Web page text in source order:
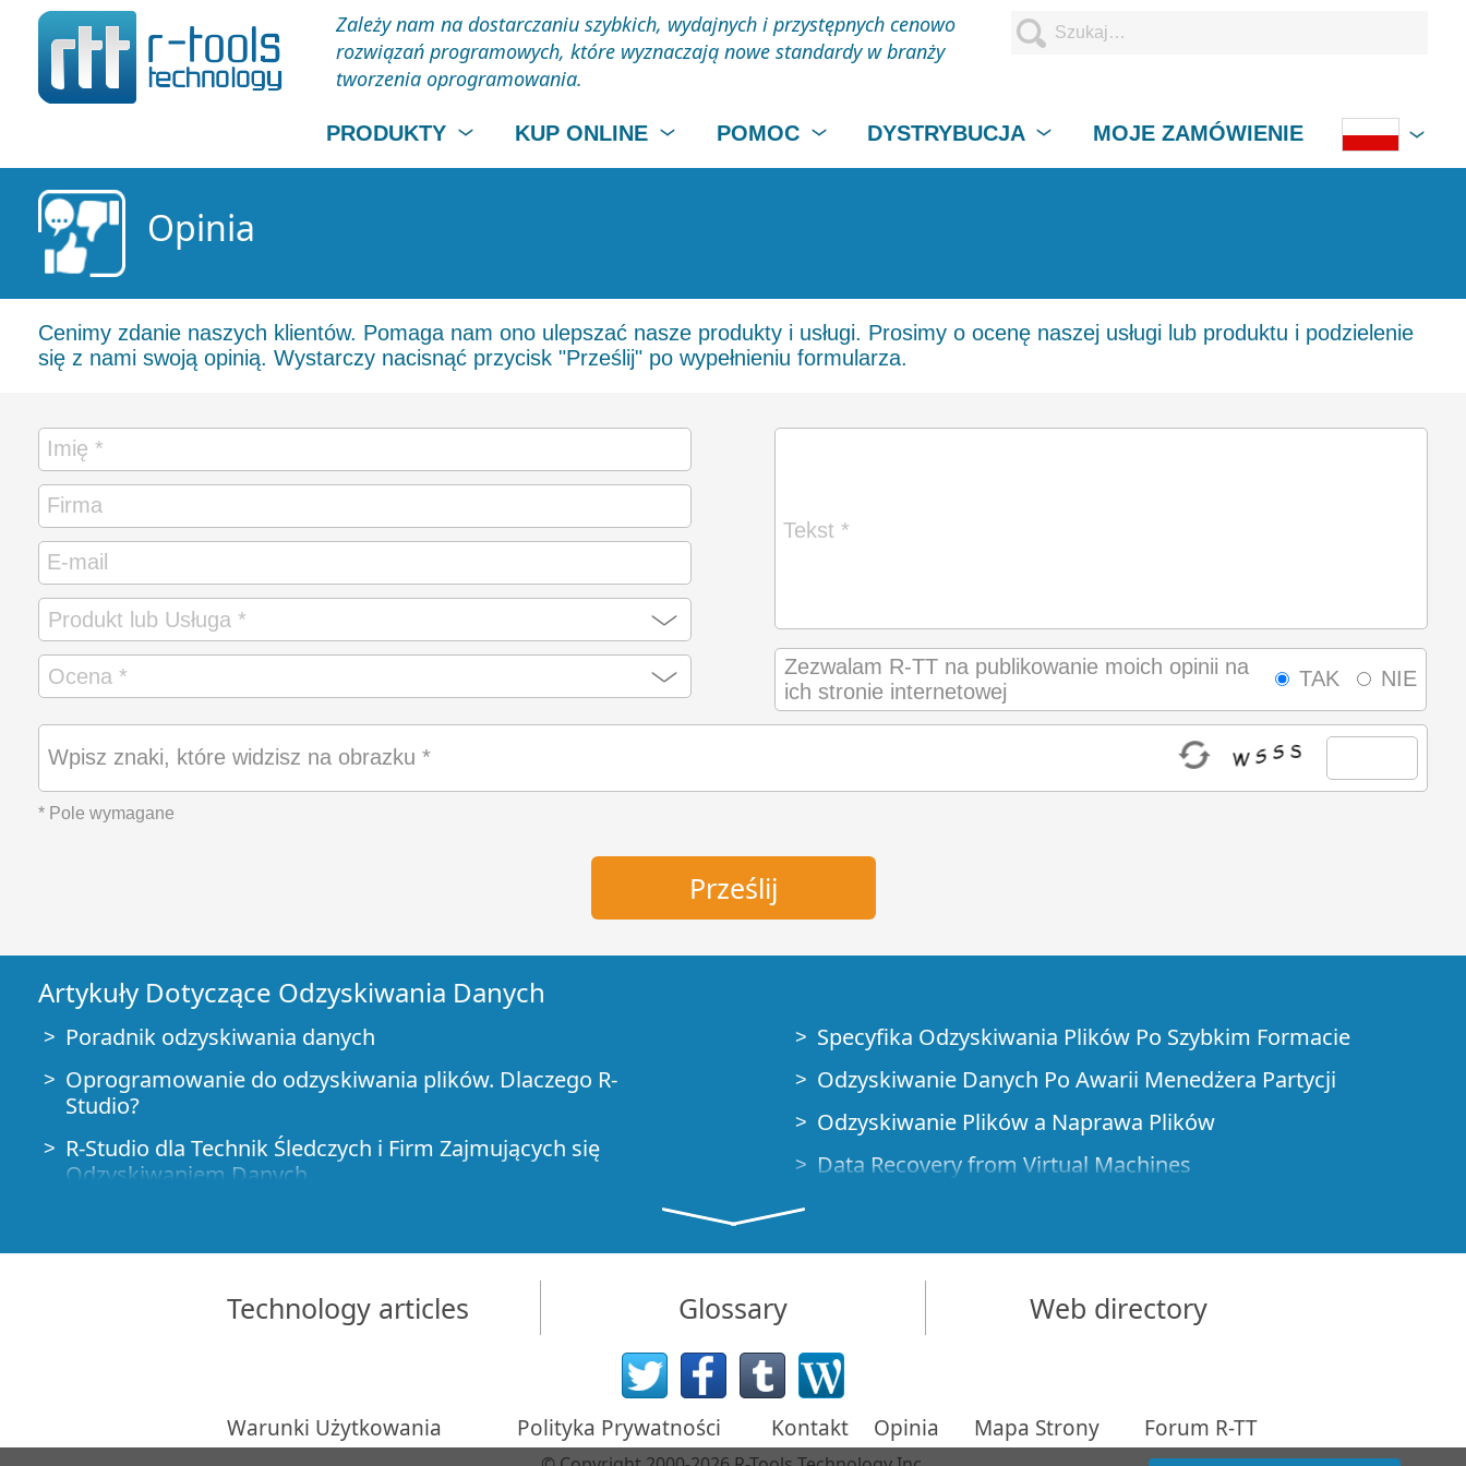
Zależy nam na dostarczaniu szybkich, wydajnych i przystępnych cenowo
rozwiązań programowych, które wyznaczają nowe standardy w branży
tworzenia oprogramowania.
PRODUKTY KUP ONLINE POMOC DYSTRYBUCJA MOJE ZAMÓWIENIE
Opinia
Cenimy zdanie naszych klientów. Pomaga nam ono ulepszać nasze produkty i usługi. Prosimy o ocenę naszej usługi lub produktu i podzielenie
się z nami swoją opinią. Wystarczy nacisnąć przycisk "Prześlij" po wypełnieniu formularza.
Zezwalam R-TT na publikowanie moich opinii na
ich stronie internetowej
TAK NIE
Wpisz znaki, które widzisz na obrazku *
* Pole wymagane
Artykuły Dotyczące Odzyskiwania Danych
Poradnik odzyskiwania danych
Oprogramowanie do odzyskiwania plików. Dlaczego R-
Studio?
R-Studio dla Technik Śledczych i Firm Zajmujących się
Odzyskiwaniem Danych
Sposób odzyskiwania plików dla dysków SSD i innych
urządzeń obsługujących polecenie TRIM/UNMAP
Jak odzyskać dane z urządzeń NVMe
Odzyskiwanie Nadpisanych Danych
Specyfika Odzyskiwania Plików Po Szybkim Formacie
Odzyskiwanie Danych Po Awarii Menedżera Partycji
Odzyskiwanie Plików a Naprawa Plików
Data Recovery from Virtual Machines
Zdalne odzyskiwanie danych przez Internet
Tworzenie Niestandardowego Znanego Rodzaju Pliku dla R-
Znajdowanie parametrów RAID
Recovering Partitions on a Damaged Disk
NAT i przechodzenie przez zaporę sieciową w celu zdalnego
Technology articles Glossary Web directory
Warunki Użytkowania Polityka Prywatności Kontakt Opinia Mapa Strony Forum R-TT